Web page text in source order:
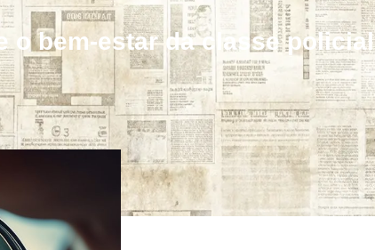
o bem-estar da classe policial